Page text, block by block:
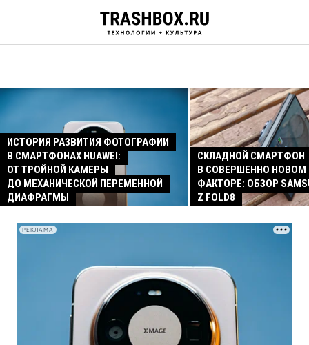
ИСТОРИЯ РАЗВИТИЯ ФОТОГРАФИИ
В СМАРТФОНАХ HUAWEI:
ОТ ТРОЙНОЙ КАМЕРЫ
ДО МЕХАНИЧЕСКОЙ ПЕРЕМЕННОЙ
ДИАФРАГМЫ
СКЛАДНОЙ СМАРТФОН
В СОВЕРШЕННО
ФАКТОРЕ: ОБЗОР
Z FOLD8
РЕКЛАМА